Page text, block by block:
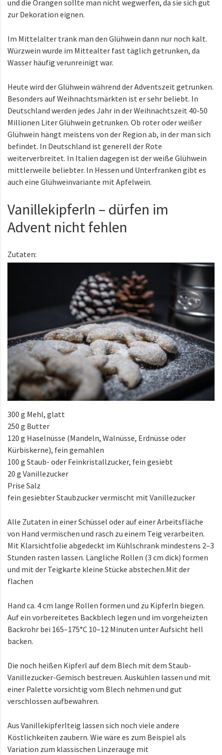
und die Orangen sollte man nicht wegwerfen, da sie sich gut
zur Dekoration eignen.
Im Mittelalter trank man den Glühwein dann nur noch kalt.
Würzwein wurde im Mittealter fast täglich getrunken, da
Wasser häufig verunreinigt war.
Heute wird der Glühwein während der Adventszeit getrunken.
Besonders auf Weihnachtsmärkten ist er sehr beliebt. In
Deutschland werden jedes Jahr in der Weihnachtszeit 40-50
Millionen Liter Glühwein getrunken. Ob roter oder weißer
Glühwein hängt meistens von der Region ab, in der man sich
befindet. In Deutschland ist generell der Rote
weiterverbreitet. In Italien dagegen ist der weiße Glühwein
mittlerweile beliebter. In Hessen und Unterfranken gibt es
auch eine Glühweinvariante mit Apfelwein.
Vanillekipferln – dürfen im
Advent nicht fehlen
Zutaten:
300 g Mehl, glatt
250 g Butter
120 g Haselnüsse (Mandeln, Walnüsse, Erdnüsse oder
Kürbiskerne), fein gemahlen
100 g Staub- oder Feinkristallzucker, fein gesiebt
20 g Vanillezucker
Prise Salz
fein gesiebter Staubzucker vermischt mit Vanillezucker
Alle Zutaten in einer Schüssel oder auf einer Arbeitsfläche
von Hand vermischen und rasch zu einem Teig verarbeiten.
Mit Klarsichtfolie abgedeckt im Kühlschrank mindestens 2–3
Stunden rasten lassen. Längliche Rollen (3 cm dick) formen
und mit der Teigkarte kleine Stücke abstechen.Mit der
flachen
Hand ca. 4 cm lange Rollen formen und zu Kipferln biegen.
Auf ein vorbereitetes Backblech legen und im vorgeheizten
Backrohr bei 165–175°C 10–12 Minuten unter Aufsicht hell
backen.
Die noch heißen Kipferl auf dem Blech mit dem Staub-
Vanillezucker-Gemisch bestreuen. Auskühlen lassen und mit
einer Palette vorsichtig vom Blech nehmen und gut
verschlossen aufbewahren.
Aus Vanillekipferlteig lassen sich noch viele andere
Köstlichkeiten zaubern. Wie wäre es zum Beispiel als
Variation zum klassischen Linzerauge mit